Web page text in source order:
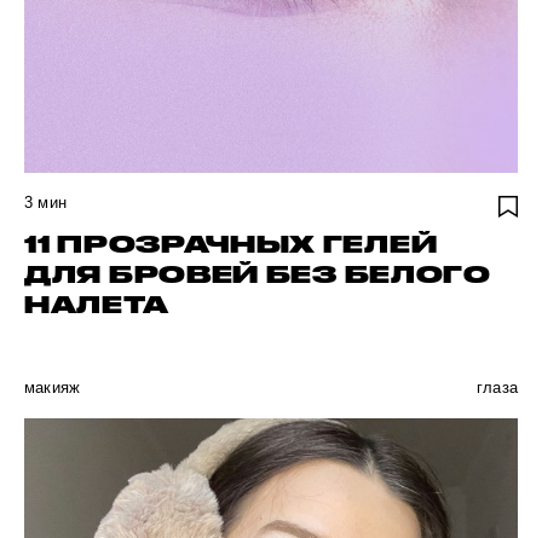
3 мин
11 ПРОЗРАЧНЫХ ГЕЛЕЙ
ДЛЯ БРОВЕЙ БЕЗ БЕЛОГО
НАЛЕТА
макияж глаза